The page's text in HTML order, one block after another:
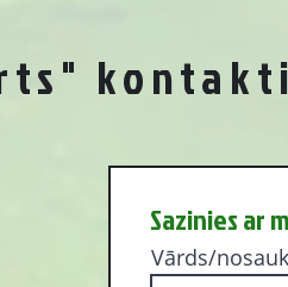
Sazinies ar
Vārds/